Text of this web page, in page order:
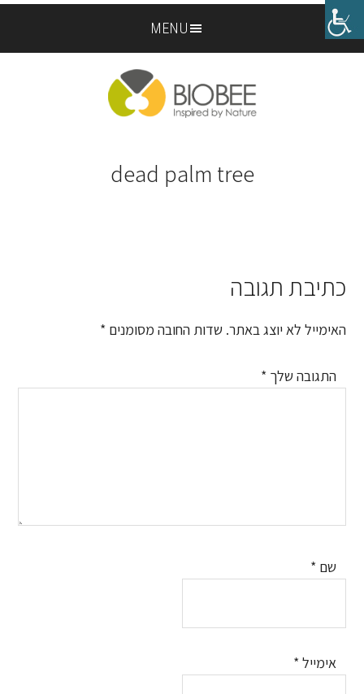
Skip
to
Skip
to
MENU
dead palm tree
Reader
Interactions
כתיבת תגובה
האימייל לא יוצג באתר. שדות החובה מסומנים *
התגובה שלך *
שם *
אימייל *